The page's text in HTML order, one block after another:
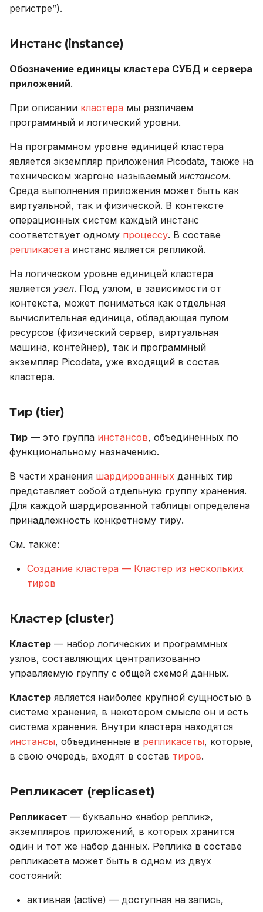
регистре”).
Инстанс (instance)
Обозначение единицы кластера СУБД и сервера
приложений.
При описании кластера мы различаем
программный и логический уровни.
На программном уровне единицей кластера
является экземпляр приложения Picodata, также на
техническом жаргоне называемый инстансом.
Среда выполнения приложения может быть как
виртуальной, так и физической. В контексте
операционных систем каждый инстанс
соответствует одному процессу. В составе
репликасета инстанс является репликой.
На логическом уровне единицей кластера
является узел. Под узлом, в зависимости от
контекста, может пониматься как отдельная
вычислительная единица, обладающая пулом
ресурсов (физический сервер, виртуальная
машина, контейнер), так и программный
экземпляр Picodata, уже входящий в состав
кластера.
Тир (tier)
Тир — это группа инстансов, объединенных по
функциональному назначению.
В части хранения шардированных данных тир
представляет собой отдельную группу хранения.
Для каждой шардированной таблицы определена
принадлежность конкретному тиру.
См. также:
Создание кластера — Кластер из нескольких
тиров
Кластер (cluster)
Кластер — набор логических и программных
узлов, составляющих централизованно
управляемую группу с общей схемой данных.
Кластер является наиболее крупной сущностью в
системе хранения, в некотором смысле он и есть
система хранения. Внутри кластера находятся
инстансы, объединенные в репликасеты, которые,
в свою очередь, входят в состав тиров.
Репликасет (replicaset)
Репликасет — буквально «набор реплик»,
экземпляров приложений, в которых хранится
один и тот же набор данных. Реплика в составе
репликасета может быть в одном из двух
состояний:
активная (active) — доступная на запись,